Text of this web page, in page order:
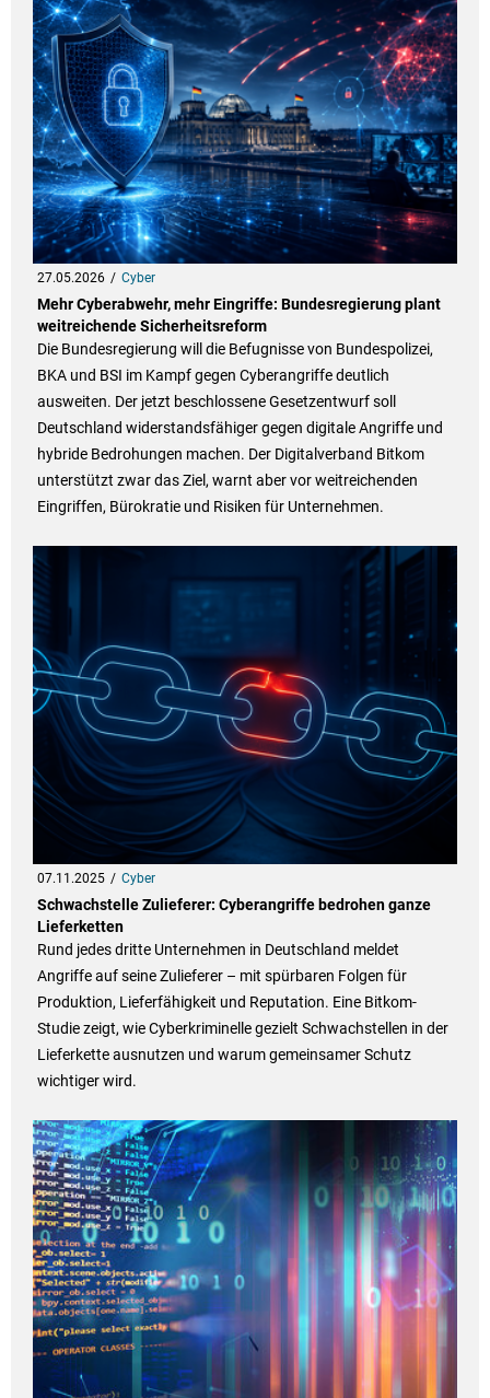
27.05.2026 Cyber
Mehr Cyberabwehr, mehr Eingriffe: Bundesregierung plant
weitreichende Sicherheitsreform
Die Bundesregierung will die Befugnisse von Bundespolizei,
BKA und BSI im Kampf gegen Cyberangriffe deutlich
ausweiten. Der jetzt beschlossene Gesetzentwurf soll
Deutschland widerstandsfähiger gegen digitale Angriffe und
hybride Bedrohungen machen. Der Digitalverband Bitkom
unterstützt zwar das Ziel, warnt aber vor weitreichenden
Eingriffen, Bürokratie und Risiken für Unternehmen.
07.11.2025 Cyber
Schwachstelle Zulieferer: Cyberangriffe bedrohen ganze
Lieferketten
Rund jedes dritte Unternehmen in Deutschland meldet
Angriffe auf seine Zulieferer – mit spürbaren Folgen für
Produktion, Lieferfähigkeit und Reputation. Eine Bitkom-
Studie zeigt, wie Cyberkriminelle gezielt Schwachstellen in der
Lieferkette ausnutzen und warum gemeinsamer Schutz
wichtiger wird.